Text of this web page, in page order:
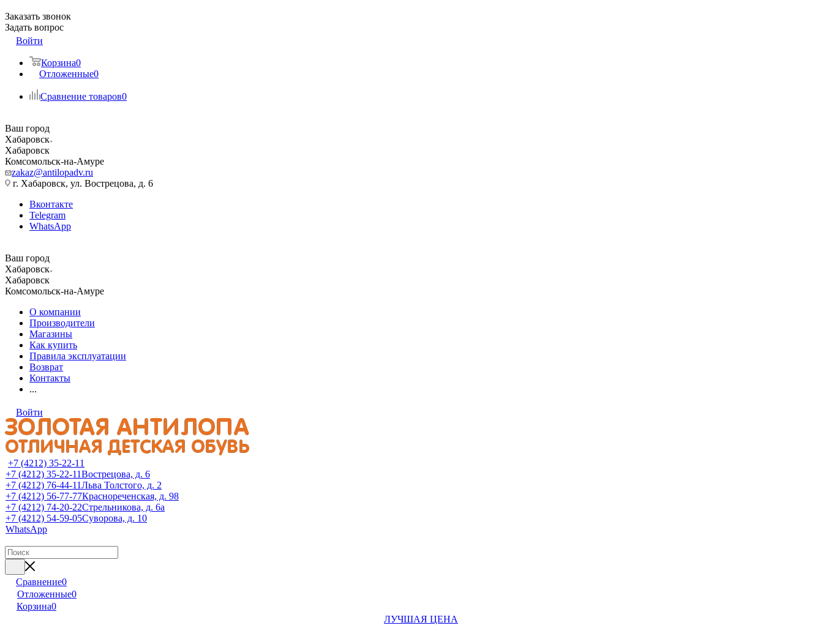
Заказать звонок
Задать вопрос
Войти
Корзина0
Отложенные0
Сравнение товаров0
Ваш город
Хабаровск
Хабаровск
Комсомольск-на-Амуре
zakaz@antilopadv.ru
г. Хабаровск, ул. Вострецова, д. 6
Вконтакте
Telegram
WhatsApp
Ваш город
Хабаровск
Хабаровск
Комсомольск-на-Амуре
О компании
Производители
Магазины
Как купить
Правила эксплуатации
Возврат
Контакты
...
Войти
+7 (4212) 35-22-11
+7 (4212) 35-22-11Вострецова, д. 6
+7 (4212) 76-44-11Льва Толстого, д. 2
+7 (4212) 56-77-77Краснореченская, д. 98
+7 (4212) 74-20-22Стрельникова, д. 6а
+7 (4212) 54-59-05Суворова, д. 10
WhatsApp
Сравнение0
Отложенные0
Корзина0
ЛУЧШАЯ ЦЕНА